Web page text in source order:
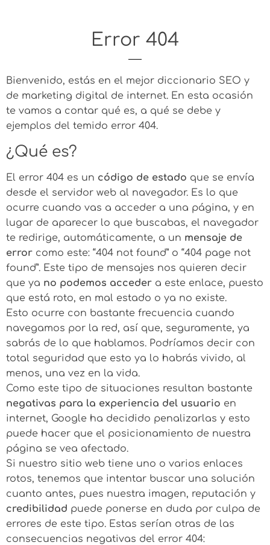
Error 404
Bienvenido, estás en el mejor diccionario SEO y
de marketing digital de internet. En esta ocasión
te vamos a contar qué es, a qué se debe y
ejemplos del temido error 404.
¿Qué es?
El error 404 es un código de estado que se envía
desde el servidor web al navegador. Es lo que
ocurre cuando vas a acceder a una página, y en
lugar de aparecer lo que buscabas, el navegador
te redirige, automáticamente, a un mensaje de
error como este: “404 not found” o “404 page not
found”. Este tipo de mensajes nos quieren decir
que ya no podemos acceder a este enlace, puesto
que está roto, en mal estado o ya no existe.
Esto ocurre con bastante frecuencia cuando
navegamos por la red, así que, seguramente, ya
sabrás de lo que hablamos. Podríamos decir con
total seguridad que esto ya lo habrás vivido, al
menos, una vez en la vida.
Como este tipo de situaciones resultan bastante
negativas para la experiencia del usuario en
internet, Google ha decidido penalizarlas y esto
puede hacer que el posicionamiento de nuestra
página se vea afectado.
Si nuestro sitio web tiene uno o varios enlaces
rotos, tenemos que intentar buscar una solución
cuanto antes, pues nuestra imagen, reputación y
credibilidad puede ponerse en duda por culpa de
errores de este tipo. Estas serían otras de las
consecuencias negativas del error 404: